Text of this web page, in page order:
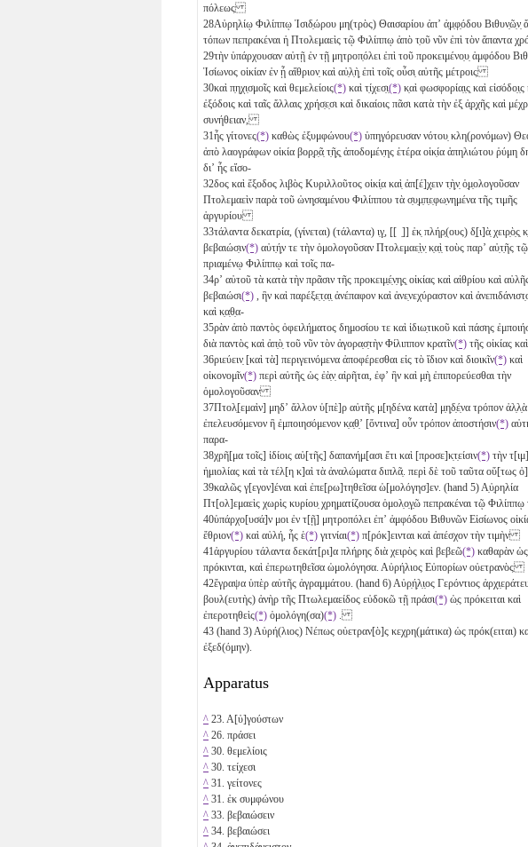
πόλεως
28Αὐρηλίῳ Φιλίππῳ Ἰσιδ̣ώρου μη(τρὸς) Θαισαρίου ἀπʼ ἀ̣μ̣φ̣όδου Βιθυν̣ῶ̣ν̣
τόπων πεπρακέναι ἡ Πτολεμαεὶς τῷ Φιλίππῳ ἀπὸ τ̣οῦ νῦν ἐπὶ τὸν ἅπαντα
29τὴν ὑπάρχουσαν αὐτῇ ἐν τῇ μητροπ̣όλει ἐπὶ τοῦ προκειμένο̣υ̣ ἀμφόδου
Ἰσίωνος οἰκίαν ἐν ᾗ αἴθριον̣ καὶ αὐ̣λ̣ὴ̣ ἐπὶ τοῖς οὖσι̣ αὐτῆς μέτροις
30καὶ π̣ηχι̣σμοῖς καὶ θεμελείοις(*) καὶ τ̣ίχεσ̣ι̣(*) κ̣αὶ φωσφορία̣ι̣ς̣ καὶ εἰσόδο̣ι̣ς
ἐξόδοις καὶ ταῖς ἄλλαις χρήσ̣ε̣σι καὶ δικαίοις πᾶσι κατὰ τὴν ἐξ̣ ἀ̣ρ̣χῆς καὶ
συνήθειαν,
31ἧς γίτονες(*) καθὼς ἐξυμφώνου(*) ὑπη̣γόρευσαν νότου̣ κλη(ρονόμων)
ἀπὸ λαογράφων οἰκία βορ̣ρ̣ᾶ̣ τ̣ῆ̣ς̣ ἀποδομέν̣ης ἑτέρα οἰκ̣ία ἀπηλιώτου ῥύμη
διʼ ἧς εἴσο-
32δος καὶ ἔξοδος λιβὸς Κυριλλοῦτος οἰκί̣α καὶ̣ ἀπ[έ]χ̣ειν τ̣ὴ̣ν̣ ὁ̣μ̣ολογοῦσαν
Πτολεμαεὶν παρὰ τοῦ ὠνη̣σαμένου Φιλίππου τὰ σ̣υ̣μ̣π̣ε̣φω̣νημένα τῆς τιμῆς
ἀργυρίου
33τάλαντα δεκατρία, (γίνεται) (τάλαντα) ι̣γ̣ , [[ ̣]] ἐκ̣ πλήρ̣(ους) δ̣[ι]ὰ̣ χειρ̣ὸ̣ς̣
βεβαιώσ̣ιν(*) αὐτ̣ή̣ν τε τὴν ὁμολογοῦσαν Πτολεμαε̣ὶ̣ν̣ κ̣α̣ὶ̣ τοὺς παρʼ αὐ̣τ̣ῆς τῷ
πριαμένῳ Φιλίππῳ καὶ τοῖς πα-
34ρʼ αὐτοῦ τὰ κατὰ τὴν πρᾶσιν τῆς προκειμ̣έ̣ν̣η̣ς̣ οἰκίας καὶ αἰθρίου καὶ
βεβαιώσι(*) , ἣν καὶ παρέξε̣τ̣α̣ι̣ ἀνέπαφον καὶ ἀνε̣νεχύραστον καὶ
καὶ κ̣α̣θ̣α-
35ρὰν ἀπὸ παντὸς ὀφειλήματος δημοσίου τε καὶ ἰδιω̣τικοῦ καὶ πάσης
διὰ παντὸς καὶ ἀπ̣ὸ̣ τοῦ νῦν τὸν ἀγορα̣σ̣τὴν Φίλιππον κρατῖν(*) τῆς οἰκίας
36ριεύειν̣ [καὶ τὰ] περιγεινόμενα ἀποφέρεσθαι εἰς τὸ ἴδιον καὶ διοικῖν(*) καὶ
οἰκονομῖν(*) περὶ αὐτῆς̣ ὡς ἐὰ̣ν̣ αἱρῆται, ἐφʼ ἣν καὶ μ̣ὴ̣ ἐπιπορεύεσθαι τὴν
ὁμολογοῦσαν
37Πτολ̣[εμαὶν] μηδʼ ἄλλον ὑ[πὲ]ρ αὐτῆς μ[ηδένα κατὰ] μ̣η̣δ̣έ̣να τρόπον ἀλ̣λ̣ὰ
ἐπελευσόμενον ἢ ἐμποιησόμενον κ̣α̣θ̣ʼ [ὅντινα] οὖν τρόπον ἀποστήσιν(*)
παρα-
38χρῆ[μα τοῖς] ἰδίοις αὐ[τῆς] δαπανήμ[ασι ἔτι καὶ [προσε]κ̣τ̣είσιν(*) τὴν
ἡμιολίας καὶ τὰ τέλ[η κ]αὶ τὰ ἀναλώματα διπλᾶ̣. περὶ δὲ τοῦ ταῦτα
39καλῶς γ[εγον]έναι καὶ ἐπε[ρω]τηθεῖσα ὡ[μολόγησ]εν. (hand 5) Α̣ὐ̣ρηλία
Πτ[ολ]εμαεὶς χωρὶς κυρίου̣ χρηματίζουσα ὁμολ̣ο̣γ̣ῶ πεπρακέναι τῷ
40ὑπάρχο[υσά]ν μοι ἐν τ[ῇ] μητροπόλει ἐπʼ ἀμφόδου Βιθυνῶν Εἰσίωνος
ἔθριον(*) καὶ αὐλή, ἧς ἑ(*) γιτνίαι(*) π[ρόκ]εινται καὶ ἀπέσχον τὴν τιμὴν
41ἀργυρίου τάλαντα δεκάτ[ρι]α πλήρης διὰ χειρὸς καὶ βεβεῶ(*) καθαρὰν ὡς
πρόκινται, καὶ ἐπερωτηθεῖσα ὡμολόγησα. Αὐρήλιος Εὐπορίων οὐετρανὸς
42ἔγραψα ὑπὲρ αὐτῆς ἀγραμμάτου. (hand 6) Αὐρ̣ή̣λ̣ι̣ος Γερόντιος
βουλ(ευτὴς) ἀνὴρ τῆς Πτωλεμαείδος εὐδοκῶ τῇ πράσι(*) ὡ̣ς πρόκειται καὶ
ἐπεροτηθεὶς(*) ὁμολόγη(σα)(*) .
43 (hand 3) Αὐρή(λιος) Νέπως οὐετραν[ὸ]ς κεχρη(μάτικα) ὡς πρόκ(ειται)
ἐξεδ(όμην).
Apparatus
^ 23. Α[ὐ]γούστων
^ 26. πράσει
^ 30. θεμελίοις
^ 30. τείχεσι
^ 31. γείτονες
^ 31. ἐκ συμφώνου
^ 33. βεβαιώσειν
^ 34. βεβαιώσει